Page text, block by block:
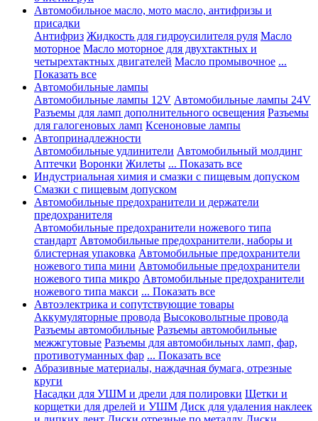
Автомобильное масло, мото масло, антифризы и
присадки
Антифриз Жидкость для гидроусилителя руля Масло
моторное Масло моторное для двухтактных и
четырехтактных двигателей Масло промывочное ...
Показать все
Автомобильные лампы
Автомобильные лампы 12V Автомобильные лампы 24V
Разъемы для ламп дополнительного освещения Разъемы
для галогеновых ламп Ксеноновые лампы
Автопринадлежности
Автомобильные удлинители Автомобильный молдинг
Аптечки Воронки Жилеты ... Показать все
Индустриальная химия и смазки с пищевым допуском
Смазки с пищевым допуском
Автомобильные предохранители и держатели
предохранителя
Автомобильные предохранители ножевого типа
стандарт Автомобильные предохранители, наборы и
блистерная упаковка Автомобильные предохранители
ножевого типа мини Автомобильные предохранители
ножевого типа микро Автомобильные предохранители
ножевого типа макси ... Показать все
Автоэлектрика и сопутствующие товары
Аккумуляторные провода Высоковольтные провода
Разъемы автомобильные Разъемы автомобильные
межжгутовые Разъемы для автомобильных ламп, фар,
противотуманных фар ... Показать все
Абразивные материалы, наждачная бумага, отрезные
круги
Насадки для УШМ и дрели для полировки Щетки и
корщетки для дрелей и УШМ Диск для удаления наклеек